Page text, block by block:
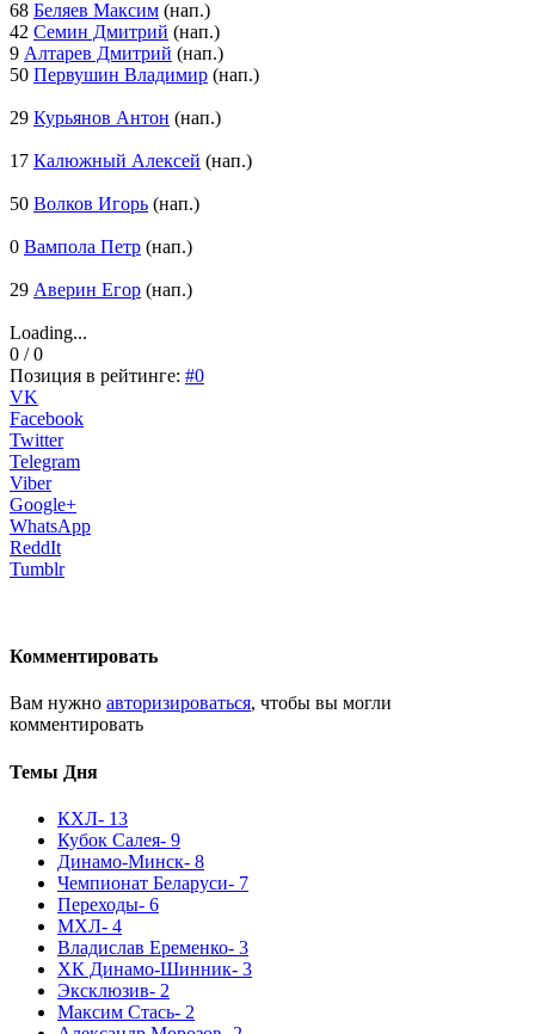
68 Беляев Максим (нап.)
42 Семин Дмитрий (нап.)
9 Алтарев Дмитрий (нап.)
50 Первушин Владимир (нап.)
29 Курьянов Антон (нап.)
17 Калюжный Алексей (нап.)
50 Волков Игорь (нап.)
0 Вампола Петр (нап.)
29 Аверин Егор (нап.)
Loading...
0 / 0
Позиция в рейтинге: #0
VK
Facebook
Twitter
Telegram
Viber
Google+
WhatsApp
ReddIt
Tumblr
Комментировать
Вам нужно авторизироваться, чтобы вы могли
комментировать
Темы Дня
КХЛ- 13
Кубок Салея- 9
Динамо-Минск- 8
Чемпионат Беларуси- 7
Переходы- 6
МХЛ- 4
Владислав Еременко- 3
ХК Динамо-Шинник- 3
Эксклюзив- 2
Максим Стась- 2